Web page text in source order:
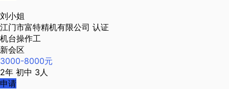
刘小姐
江门市富特精机有限公司 认证
机台操作工
新会区
3000-8000元
2年 初中 3人
申请